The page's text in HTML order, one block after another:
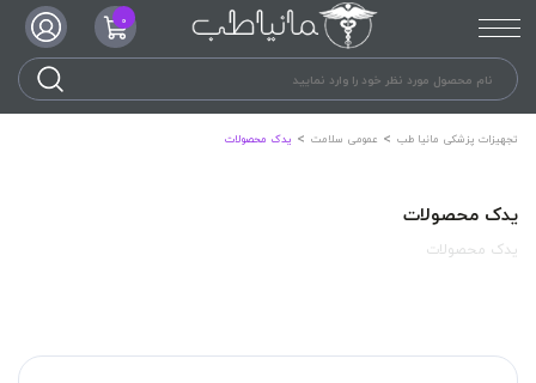
0
تجهیزات پزشکی مانیا طب عمومی سلامت یدک محصولات
یدک محصولات
یدک محصولات